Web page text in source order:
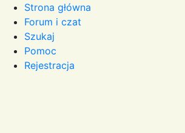
Strona główna
Forum i czat
Szukaj
Pomoc
Rejestracja